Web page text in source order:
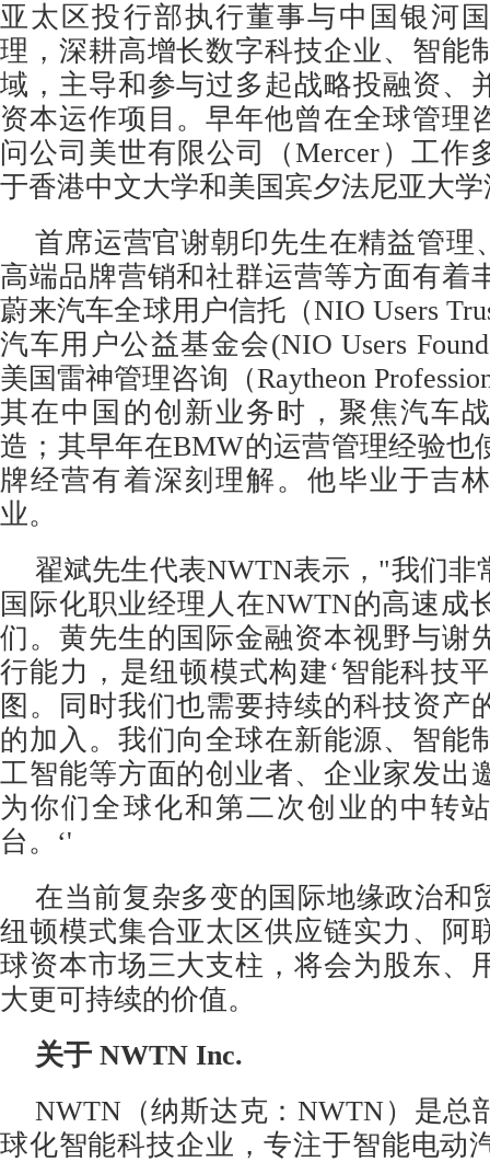
亚太区投行部执行董事与中国银河
理，深耕高增长数字科技企业、智能
域，主导和参与过多起战略投融资、
资本运作项目。早年他曾在全球管理
问公司美世有限公司（Mercer）工作
于香港中文大学和美国宾夕法尼亚大
首席运营官谢朝印先生在精益管理
高端品牌营销和社群运营等方面有着
蔚来汽车全球用户信托（NIO Users
汽车用户公益基金会(NIO Users
美国雷神管理咨询（Raytheon
其在中国的创新业务时，聚焦汽车
造；其早年在BMW的运营管理经验也
牌经营有着深刻理解。他毕业于吉
业。
翟斌先生代表NWTN表示，"我们非
国际化职业经理人在NWTN的高速成
们。黄先生的国际金融资本视野与谢
行能力，是纽顿模式构建‘智能科技
图。同时我们也需要持续的科技资产
的加入。我们向全球在新能源、智能
工智能等方面的创业者、企业家发出
为你们全球化和第二次创业的中转
台。‘'
在当前复杂多变的国际地缘政治和
纽顿模式集合亚太区供应链实力、阿
球资本市场三大支柱，将会为股东、
大更可持续的价值。
关于 NWTN Inc.
NWTN（纳斯达克：NWTN）是总
球化智能科技企业，专注于智能电动